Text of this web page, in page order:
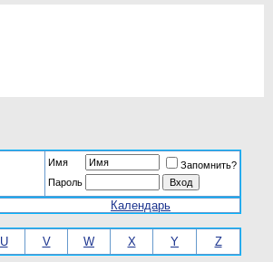
Имя
Запомнить?
Пароль
Календарь
U V W X Y Z